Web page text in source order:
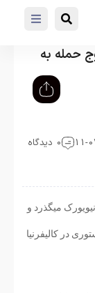
حمله به
0 دیدگاه
میگذرد و
در کالیفرنیا